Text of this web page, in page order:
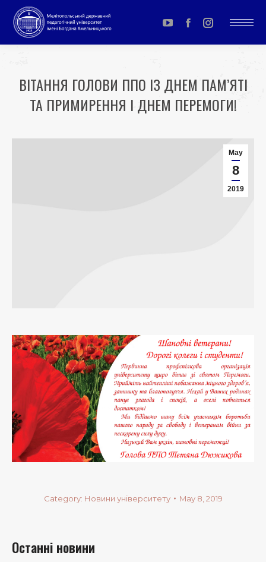
YouTube
page
in
new
Facebook
page
in
new
Instagram
page
in
new
ВІТАННЯ ГОЛОВИ ППО ІЗ ДНЕМ ПАМ’ЯТІ
ТА ПРИМИРЕННЯ І ДНЕМ ПЕРЕМОГИ!
May
8
2019
Category: Новини університету May 8, 2019
Останні новини